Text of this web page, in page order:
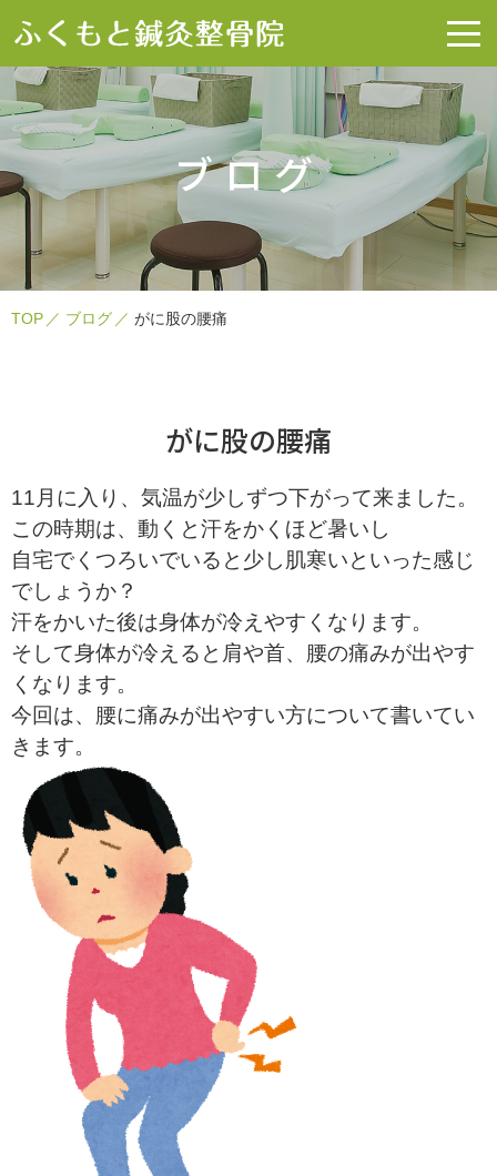
ブログ
TOP ブログ がに股の腰痛
がに股の腰痛
11月に入り、気温が少しずつ下がって来ました。
この時期は、動くと汗をかくほど暑いし
自宅でくつろいでいると少し肌寒いといった感じ
でしょうか？
汗をかいた後は身体が冷えやすくなります。
そして身体が冷えると肩や首、腰の痛みが出やす
くなります。
今回は、腰に痛みが出やすい方について書いてい
きます。